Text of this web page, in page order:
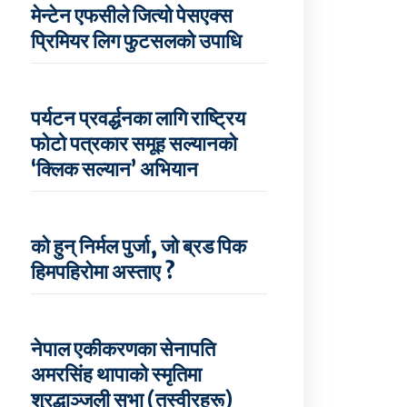
मेन्टेन एफसीले जित्यो पेसएक्स
प्रिमियर लिग फुटसलको उपाधि
पर्यटन प्रवर्द्धनका लागि राष्ट्रिय
फोटो पत्रकार समूह सल्यानको
‘क्लिक सल्यान’ अभियान
को हुन् निर्मल पुर्जा, जो ब्रड पिक
हिमपहिरोमा अस्ताए ?
नेपाल एकीकरणका सेनापति
अमरसिंह थापाको स्मृतिमा
श्रद्धाञ्जली सभा (तस्वीरहरू)